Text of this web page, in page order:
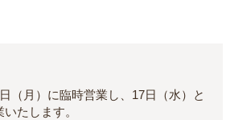
（月）に臨時営業し、17日（水）と
たします。